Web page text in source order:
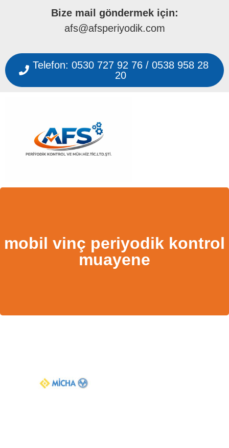
Bize mail göndermek için:
afs@afsperiyodik.com
Telefon: 0530 727 92 76 / 0538 958 28
20
mobil vinç periyodik kontrol
muayene